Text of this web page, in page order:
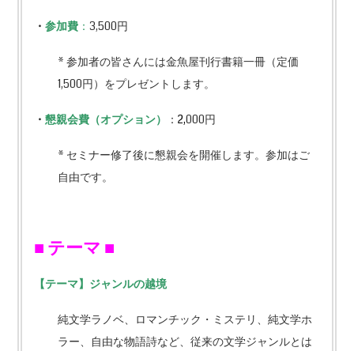
・参加費 ：3,500円
* 参加者の皆さんには金魚屋刊行書籍一冊（定価
1,500円）をプレゼントします。
・懇親会費（オプション） ：2,000円
* セミナー修了後に懇親会を開催します。参加はご
自由です。
■テーマ ■
【テーマ】ジャンルの越境
純文学ラノベ、ロマンチック・ミステリ、純文学ホ
ラー、自由な物語詩など、従来の文学ジャンルとは